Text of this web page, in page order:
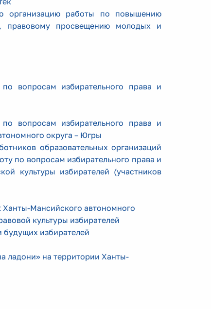
организацию работы по повышению
правовому просвещению молодых и
вопросам избирательного права и
вопросам избирательного права и
округа – Югры
образовательных организаций
по вопросам избирательного права и
культуры избирателей (участников
Мансийского автономного
культуры избирателей
избирателей
ладони» на территории Ханты-